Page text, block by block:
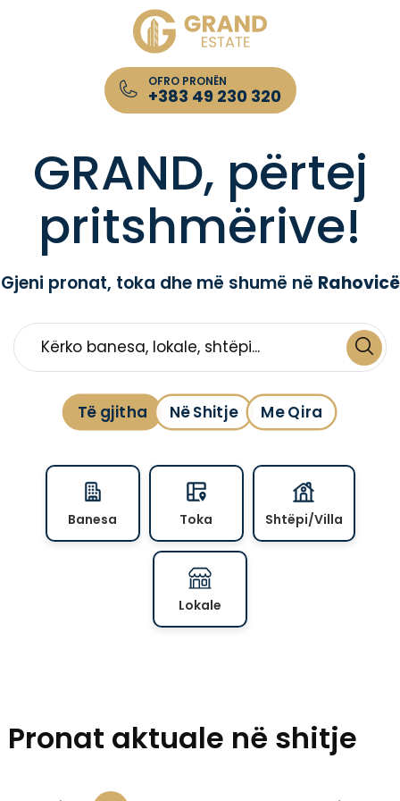
OFRO PRONËN
+383 49 230 320
Kompania për Patundshmëri GRAND Estate
GRAND, përtej
pritshmërive!
Gjeni pronat, toka dhe më shumë në Rahovicë
Të gjitha Në Shitje Me Qira
Banesa Toka Shtëpi/Villa
Lokale
Pronat aktuale në shitje